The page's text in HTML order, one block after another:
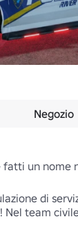
Negozio
fatti un nome
di
team